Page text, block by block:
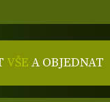
VŠE A OBJEDNAT